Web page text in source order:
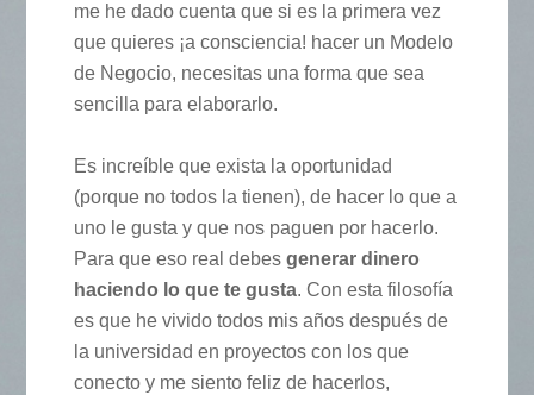
me he dado cuenta que si es la primera vez
que quieres ¡a consciencia! hacer un Modelo
de Negocio, necesitas una forma que sea
sencilla para elaborarlo.
Es increíble que exista la oportunidad
(porque no todos la tienen), de hacer lo que a
uno le gusta y que nos paguen por hacerlo.
Para que eso real debesgenerar dinero
haciendo lo que te gusta. Con esta filosofía
es que he vivido todos mis años después de
la universidad en proyectos con los que
conecto y me siento feliz de hacerlos,